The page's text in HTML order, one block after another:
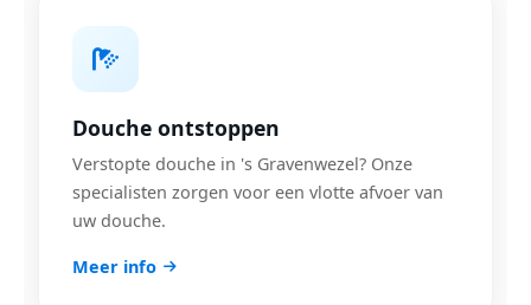
Douche ontstoppen
Verstopte douche in 's Gravenwezel? Onze
specialisten zorgen voor een vlotte afvoer van
uw douche.
Meer info